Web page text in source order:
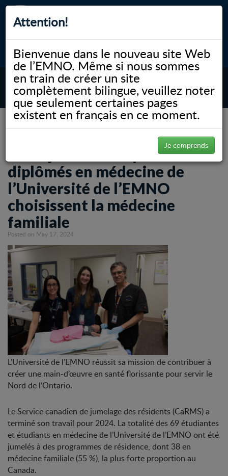
Attention!
Bienvenue dans le nouveau site Web
de l’EMNO. Même si nous sommes
en train de créer un site
complètement bilingue, veuillez noter
que seulement certaines pages
existent en français en ce moment.
Je comprends
myNOSM Accessibilité A- A+ English
MENU
NOSM.ca
Gallery
La majorité des diplômées et
diplômés en médecine de
l’Université de l’EMNO
choisissent la médecine
familiale
Posted on May 17, 2024
L’Université de l’EMNO réussit sa mission de contribuer à
créer une main-d’œuvre en santé florissante pour servir le
Nord de l’Ontario.
Le Service canadien de jumelage des résidents (CaRMS) a
terminé son travail pour 2024. La totalité des 69 étudiantes
et étudiants en médecine de l’Université de l’EMNO ont été
jumelés à des programmes de résidence, dont 38 en
médecine familiale (55 %), la plus forte proportion au
Canada.